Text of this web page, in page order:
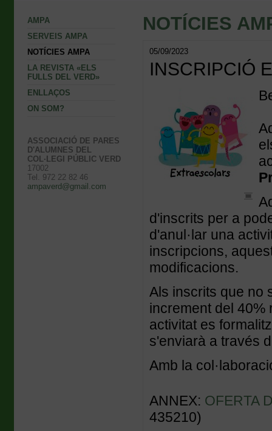
AMPA
SERVEIS AMPA
NOTÍCIES AMPA
LA REVISTA «ELS
FULLS DEL VERD»
ENLLAÇOS
ON SOM?
ASSOCIACIÓ DE PARES
D'ALUMNES DEL
COL·LEGI PÚBLIC VERD
17002
Tel. 972 22 82 46
ampaverd@gmail.com
NOTÍCIES
05/09/2023
INSCRIPCIÓ
d'inscrits per a
d'anul·lar una
inscripcions,
modificacions.
Als inscrits que no
increment del 40%
activitat es
s'enviarà a través
Amb la
ANNEX: OFERTA
435210)